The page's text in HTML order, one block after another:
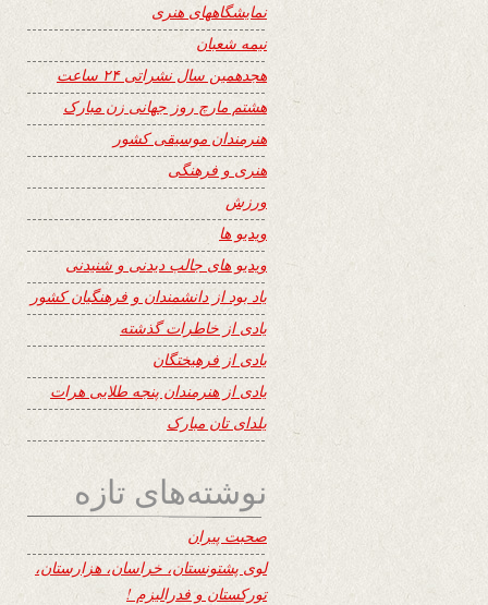
نمایشگاههای هنری
نیمه شعبان
هجدهمین سال نشراتی ۲۴ ساعت
هشتم مارچ روز جهانی زن مبارک
هنرمندان موسیقی کشور
هنری و فرهنگی
ورزش
ویدیو ها
ویدیو های جالب دیدنی و شنیدنی
یاد بود از دانشمندان و فرهنگیان کشور
یادی از خاطرات گذشته
یادی از فرهیختگان
یادی از هنرمندان پنجه طلایی هرات
یلدای تان مبارک
نوشته‌های تازه
صحبت پیران
لوی پشتونستان، خراسان، هزارستان،
تورکستان و فدرالیزم !